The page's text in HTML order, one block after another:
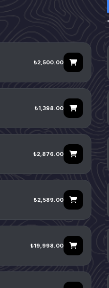
₺2,500.00
₺1,398.00
₺2,876.00
₺2,589.00
₺19,998.00